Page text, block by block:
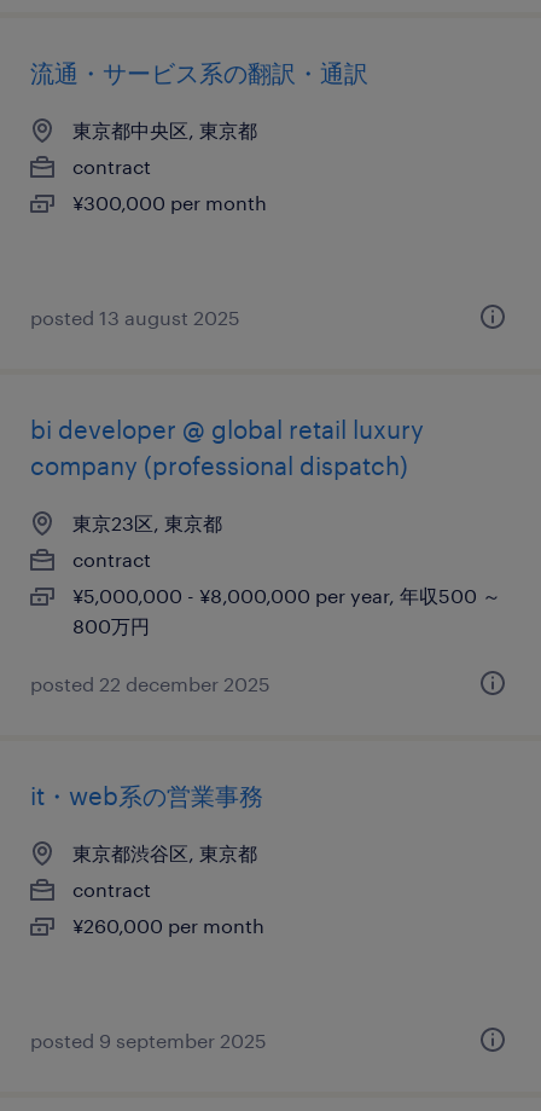
流通・サービス系の翻訳・通訳
東京都中央区, 東京都
contract
¥300,000 per month
posted 13 august 2025
bi developer @ global retail luxury
company (professional dispatch)
東京23区, 東京都
contract
¥5,000,000 - ¥8,000,000 per year, 年収500 ～
800万円
posted 22 december 2025
it・web系の営業事務
東京都渋谷区, 東京都
contract
¥260,000 per month
posted 9 september 2025